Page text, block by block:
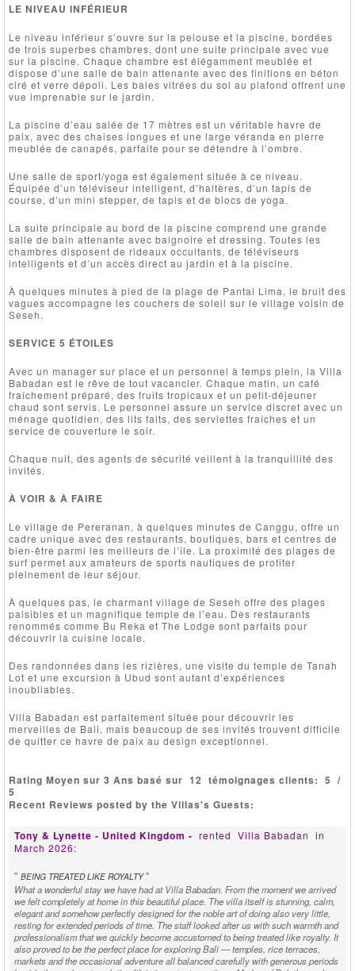
LE NIVEAU INFÉRIEUR
Le niveau inférieur s’ouvre sur la pelouse et la piscine, bordées
de trois superbes chambres, dont une suite principale avec vue
sur la piscine. Chaque chambre est élégamment meublée et
dispose d’une salle de bain attenante avec des finitions en béton
ciré et verre dépoli. Les baies vitrées du sol au plafond offrent une
vue imprenable sur le jardin.
La piscine d’eau salée de 17 mètres est un véritable havre de
paix, avec des chaises longues et une large véranda en pierre
meublée de canapés, parfaite pour se détendre à l’ombre.
Une salle de sport/yoga est également située à ce niveau.
Équipée d’un téléviseur intelligent, d’haltères, d’un tapis de
course, d’un mini stepper, de tapis et de blocs de yoga.
La suite principale au bord de la piscine comprend une grande
salle de bain attenante avec baignoire et dressing. Toutes les
chambres disposent de rideaux occultants, de téléviseurs
intelligents et d’un accès direct au jardin et à la piscine.
À quelques minutes à pied de la plage de Pantai Lima, le bruit des
vagues accompagne les couchers de soleil sur le village voisin de
Seseh.
SERVICE 5 ÉTOILES
Avec un manager sur place et un personnel à temps plein, la Villa
Babadan est le rêve de tout vacancier. Chaque matin, un café
fraîchement préparé, des fruits tropicaux et un petit-déjeuner
chaud sont servis. Le personnel assure un service discret avec un
ménage quotidien, des lits faits, des serviettes fraîches et un
service de couverture le soir.
Chaque nuit, des agents de sécurité veillent à la tranquillité des
invités.
À VOIR & À FAIRE
Le village de Pereranan, à quelques minutes de Canggu, offre un
cadre unique avec des restaurants, boutiques, bars et centres de
bien-être parmi les meilleurs de l’île. La proximité des plages de
surf permet aux amateurs de sports nautiques de profiter
pleinement de leur séjour.
À quelques pas, le charmant village de Seseh offre des plages
paisibles et un magnifique temple de l’eau. Des restaurants
renommés comme Bu Reka et The Lodge sont parfaits pour
découvrir la cuisine locale.
Des randonnées dans les rizières, une visite du temple de Tanah
Lot et une excursion à Ubud sont autant d’expériences
inoubliables.
Villa Babadan est parfaitement située pour découvrir les
merveilles de Bali, mais beaucoup de ses invités trouvent difficile
de quitter ce havre de paix au design exceptionnel.
Rating Moyen sur 3 Ans basé sur 12 témoignages clients: 5 /
5
Recent Reviews posted by the Villas's Guests:
Tony & Lynette - United Kingdom - rented Villa Babadan in
March 2026:
" BEING TREATED LIKE ROYALTY"
What a wonderful stay we have had at Villa Babadan. From the moment we arrived
we felt completely at home in this beautiful place. The villa itself is stunning, calm,
elegant and somehow perfectly designed for the noble art of doing also very little,
resting for extended periods of time. The staff looked after us with such warmth and
professionalism that we quickly become accustomed to being treated like royalty. It
also proved to be the perfect place for exploring Bali — temples, rice terraces,
markets and the occasional adventure all balanced carefully with generous periods